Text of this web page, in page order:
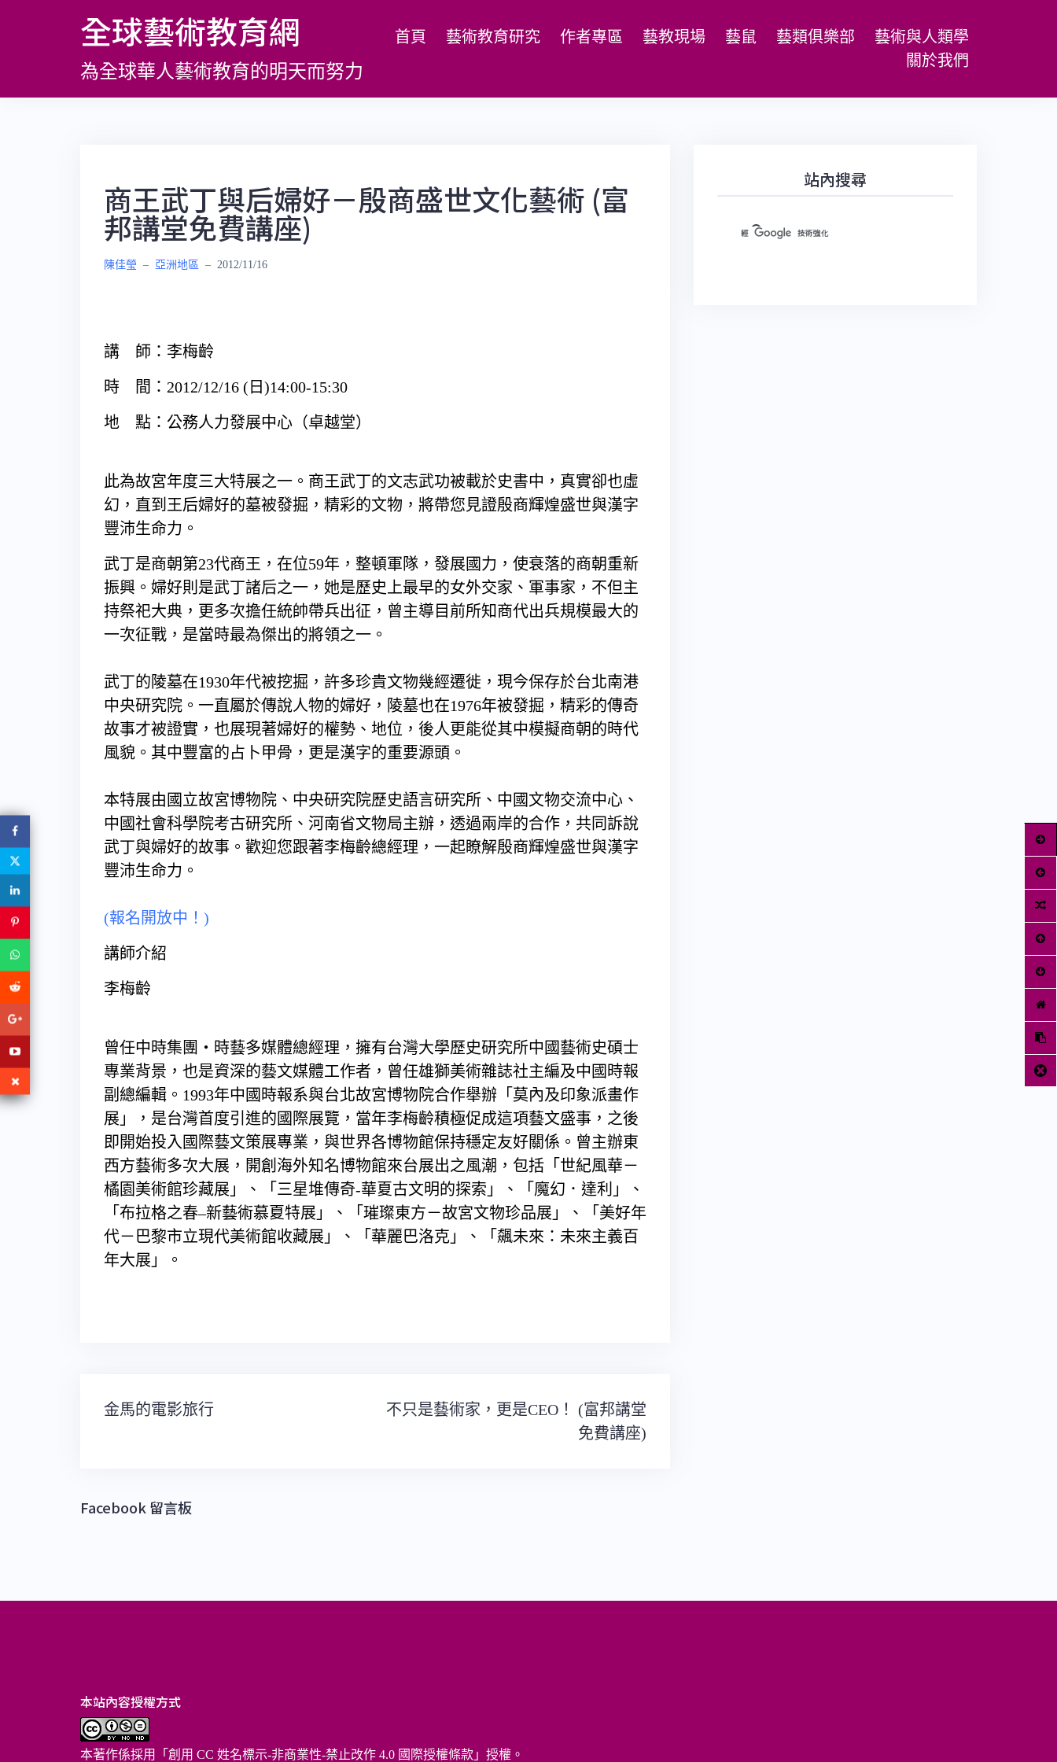
全球藝術教育網
為全球華人藝術教育的明天而努力
首頁 藝術教育研究 作者專區 藝教現場 藝鼠 藝類俱樂部
藝術與人類學
關於我們
商王武丁與后婦好－殷商盛世文化藝術 (富
邦講堂免費講座)
陳佳瑩 – 亞洲地區 – 2012/11/16
講 師：李梅齡
時 間：2012/12/16 (日)14:00-15:30
地 點：公務人力發展中心（卓越堂）
此為故宮年度三大特展之一。商王武丁的文志武功被載於史書中，真實卻也虛
幻，直到王后婦好的墓被發掘，精彩的文物，將帶您見證殷商輝煌盛世與漢字
豐沛生命力。
武丁是商朝第23代商王，在位59年，整頓軍隊，發展國力，使衰落的商朝重新
振興。婦好則是武丁諸后之一，她是歷史上最早的女外交家、軍事家，不但主
持祭祀大典，更多次擔任統帥帶兵出征，曾主導目前所知商代出兵規模最大的
一次征戰，是當時最為傑出的將領之一。
武丁的陵墓在1930年代被挖掘，許多珍貴文物幾經遷徙，現今保存於台北南港
中央研究院。一直屬於傳說人物的婦好，陵墓也在1976年被發掘，精彩的傳奇
故事才被證實，也展現著婦好的權勢、地位，後人更能從其中模擬商朝的時代
風貌。其中豐富的占卜甲骨，更是漢字的重要源頭。
本特展由國立故宮博物院、中央研究院歷史語言研究所、中國文物交流中心、
中國社會科學院考古研究所、河南省文物局主辦，透過兩岸的合作，共同訴說
武丁與婦好的故事。歡迎您跟著李梅齡總經理，一起瞭解殷商輝煌盛世與漢字
豐沛生命力。
(報名開放中！)
講師介紹
李梅齡
曾任中時集團‧時藝多媒體總經理，擁有台灣大學歷史研究所中國藝術史碩士
專業背景，也是資深的藝文媒體工作者，曾任雄獅美術雜誌社主編及中國時報
副總編輯。1993年中國時報系與台北故宮博物院合作舉辦「莫內及印象派畫作
展」，是台灣首度引進的國際展覽，當年李梅齡積極促成這項藝文盛事，之後
即開始投入國際藝文策展專業，與世界各博物館保持穩定友好關係。曾主辦東
西方藝術多次大展，開創海外知名博物館來台展出之風潮，包括「世紀風華－
橘園美術館珍藏展」、「三星堆傳奇-華夏古文明的探索」、「魔幻．達利」、
「布拉格之春–新藝術慕夏特展」、「璀璨東方－故宮文物珍品展」、「美好年
代－巴黎市立現代美術館收藏展」、「華麗巴洛克」、「飆未來：未來主義百
年大展」。
文
金馬的電影旅行
不只是藝術家，更是CEO！ (富邦講堂
免費講座)
Facebook 留言板
站內搜尋
本站內容授權方式
本著作係採用「 創用 CC 姓名標示-非商業性-禁止改作 4.0 國際授權條款 」授權。